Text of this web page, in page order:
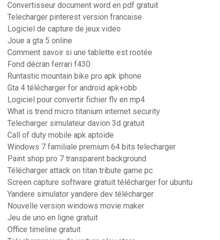
Convertisseur document word en pdf gratuit
Telecharger pinterest version francaise
Logiciel de capture de jeux video
Joue a gta 5 online
Comment savoir si une tablette est rootée
Fond décran ferrari f430
Runtastic mountain bike pro apk iphone
Gta 4 télécharger for android apk+obb
Logiciel pour convertir fichier flv en mp4
What is trend micro titanium internet security
Telecharger simulateur davion 3d gratuit
Call of duty mobile apk aptoide
Windows 7 familiale premium 64 bits telecharger
Paint shop pro 7 transparent background
Télécharger attack on titan tribute game pc
Screen capture software gratuit télécharger for ubuntu
Yandere simulator yandere dev télécharger
Nouvelle version windows movie maker
Jeu de uno en ligne gratuit
Office timeline gratuit